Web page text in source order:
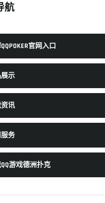
航
官网入口
示
讯
务
游戏德洲扑克